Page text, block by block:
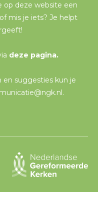
op deze website een
mis je iets? Je helpt
deze pagina.
en suggesties kun je
.